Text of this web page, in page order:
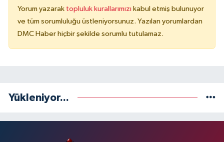
Yorum yazarak topluluk kurallarımızı kabul etmiş bulunuyor
ve tüm sorumluluğu üstleniyorsunuz. Yazılan yorumlardan
DMC Haber hiçbir şekilde sorumlu tutulamaz.
Yükleniyor...